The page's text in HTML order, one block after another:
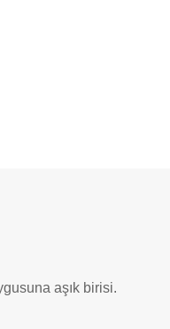
aşık birisi.